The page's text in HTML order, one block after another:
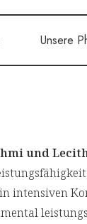
Unsere
und
intensiven